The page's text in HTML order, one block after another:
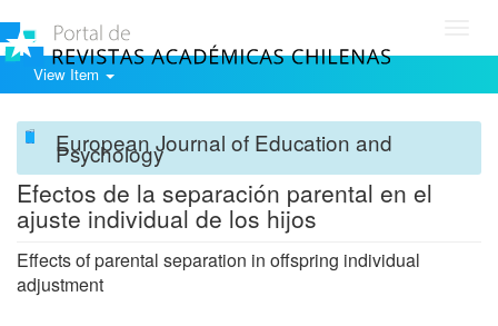
View Item
European Journal of Education and
Psychology
Efectos de la separación parental en el
ajuste individual de los hijos
Effects of parental separation in offspring individual
adjustment